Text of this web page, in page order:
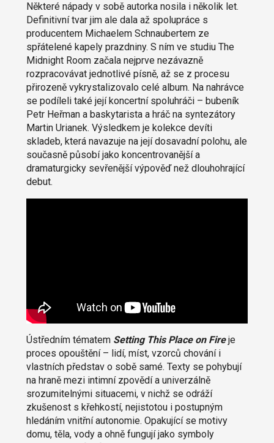
Některé nápady v sobě autorka nosila i několik let.
Definitivní tvar jim ale dala až spolupráce s
producentem Michaelem Schnaubertem ze
spřátelené kapely prazdniny. S ním ve studiu The
Midnight Room začala nejprve nezávazně
rozpracovávat jednotlivé písně, až se z procesu
přirozeně vykrystalizovalo celé album. Na nahrávce
se podíleli také její koncertní spoluhráči – bubeník
Petr Heřman a baskytarista a hráč na syntezátory
Martin Urianek. Výsledkem je kolekce devíti
skladeb, která navazuje na její dosavadní polohu, ale
současně působí jako koncentrovanější a
dramaturgicky sevřenější výpověď než dlouhohrající
debut.
Ústředním tématem Setting This Place on Fireje
proces opouštění – lidí, míst, vzorců chování i
vlastních představ o sobě samé. Texty se pohybují
na hraně mezi intimní zpovědí a univerzálně
srozumitelnými situacemi, v nichž se odráží
zkušenost s křehkostí, nejistotou i postupným
hledáním vnitřní autonomie. Opakující se motivy
domu, těla, vody a ohně fungují jako symboly